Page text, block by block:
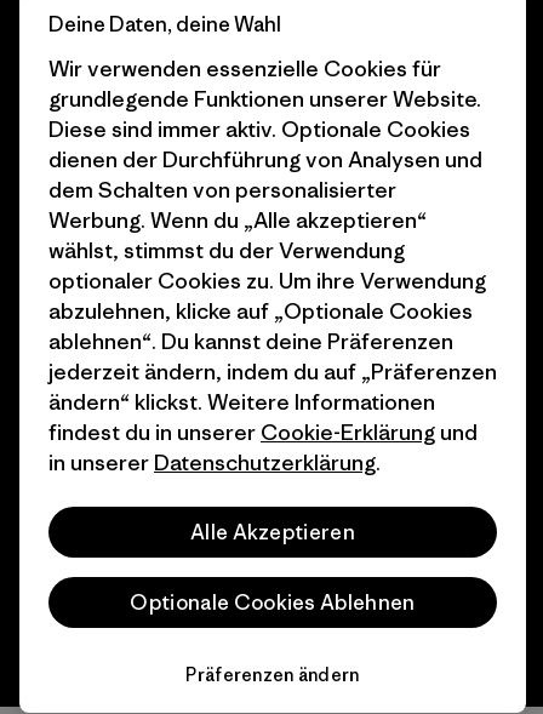
Business Unusual
Klimaziele
1% For The Planet
Wie wir finanzieren
Geschenkgutscheine
Stores in deiner
Nähe
Karriere
Pressekontakt
Industry program
Affiliate-Programm
Patagonia Deutschland
Seitenverzeichnis
© 2026 Patagonia, Inc. All Rights Reserved.
Deutsch
Deine Daten, deine Wahl
Wir verwenden essenzielle Cookies für
grundlegende Funktionen unserer Website.
Diese sind immer aktiv. Optionale Cookies
dienen der Durchführung von Analysen und
dem Schalten von personalisierter
Werbung. Wenn du „Alle akzeptieren“
wählst, stimmst du der Verwendung
optionaler Cookies zu. Um ihre Verwendung
abzulehnen, klicke auf „Optionale Cookies
ablehnen“. Du kannst deine Präferenzen
jederzeit ändern, indem du auf „Präferenzen
ändern“ klickst. Weitere Informationen
findest du in unserer Cookie-Erklärung und
in unserer Datenschutzerklärung.
Alle Akzeptieren
Optionale Cookies Ablehnen
Präferenzen ändern